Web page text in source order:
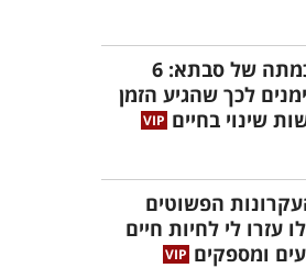
חוכמתה של סבתא: 6
לכך שהגיע הזמן
שינוי בחיים
העקרונות הפשוטים
עזרו לי לחיות חיים
ומספקים